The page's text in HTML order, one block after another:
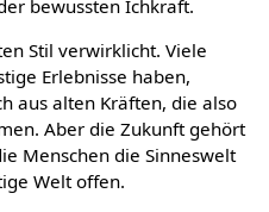
bewussten Ichkraft.
Stil verwirklicht. Viele
Erlebnisse haben,
aus alten Kräften, die also
Aber die Zukunft gehört
Menschen die Sinneswelt
Welt offen.